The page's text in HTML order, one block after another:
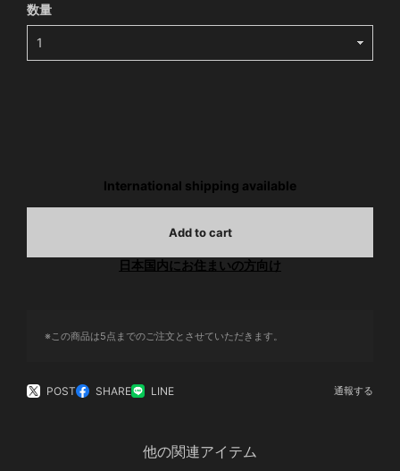
数量
International shipping available
Add to cart
日本国内にお住まいの方向け
※この商品は5点までのご注文とさせていただきます。
POST SHARE LINE 通報する
他の関連アイテム